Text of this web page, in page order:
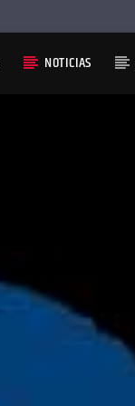
NOTICIAS